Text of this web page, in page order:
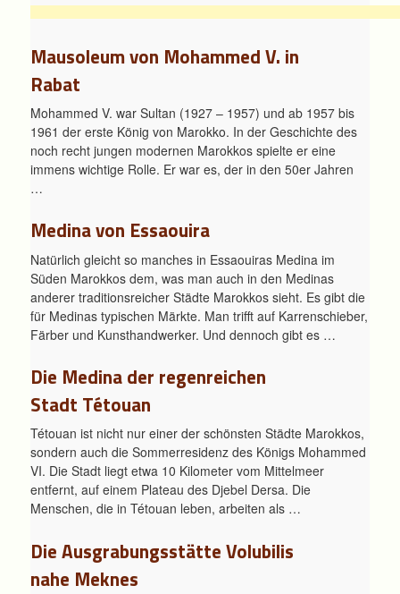
Mausoleum von Mohammed V. in
Rabat
Mohammed V. war Sultan (1927 – 1957) und ab 1957 bis
1961 der erste König von Marokko. In der Geschichte des
noch recht jungen modernen Marokkos spielte er eine
immens wichtige Rolle. Er war es, der in den 50er Jahren
…
Medina von Essaouira
Natürlich gleicht so manches in Essaouiras Medina im
Süden Marokkos dem, was man auch in den Medinas
anderer traditionsreicher Städte Marokkos sieht. Es gibt die
für Medinas typischen Märkte. Man trifft auf Karrenschieber,
Färber und Kunsthandwerker. Und dennoch gibt es …
Die Medina der regenreichen
Stadt Tétouan
Tétouan ist nicht nur einer der schönsten Städte Marokkos,
sondern auch die Sommerresidenz des Königs Mohammed
VI. Die Stadt liegt etwa 10 Kilometer vom Mittelmeer
entfernt, auf einem Plateau des Djebel Dersa. Die
Menschen, die in Tétouan leben, arbeiten als …
Die Ausgrabungsstätte Volubilis
nahe Meknes